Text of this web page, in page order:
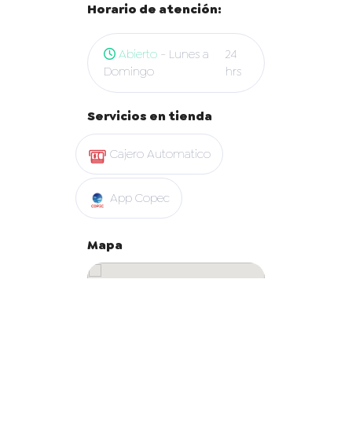
Horario de atención:
Abierto - Lunes a
Domingo
24
hrs
Servicios en tienda
Cajero Automatico
App Copec
Mapa